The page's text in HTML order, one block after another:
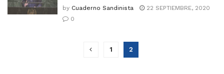
by Cuaderno Sandinista
22 SEPTIEMBRE, 2020
0
1 2